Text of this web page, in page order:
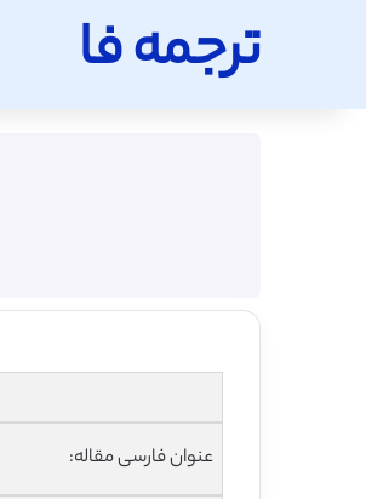
ترجمه فا
عنوان فارسی مقاله: